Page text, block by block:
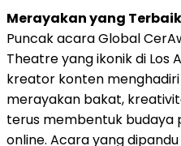
Merayakan yang
Puncak acara Global
Theatre yang ikonik di Los
kreator konten
merayakan bakat,
terus membentuk budaya
online. Acara yang